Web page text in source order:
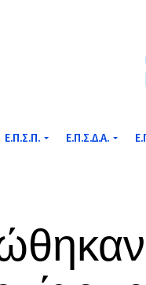
Ε.Π.Σ.Π. Ε.Π.Σ.Δ.Α.